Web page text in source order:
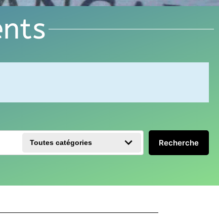
Toutes catégories Recherche